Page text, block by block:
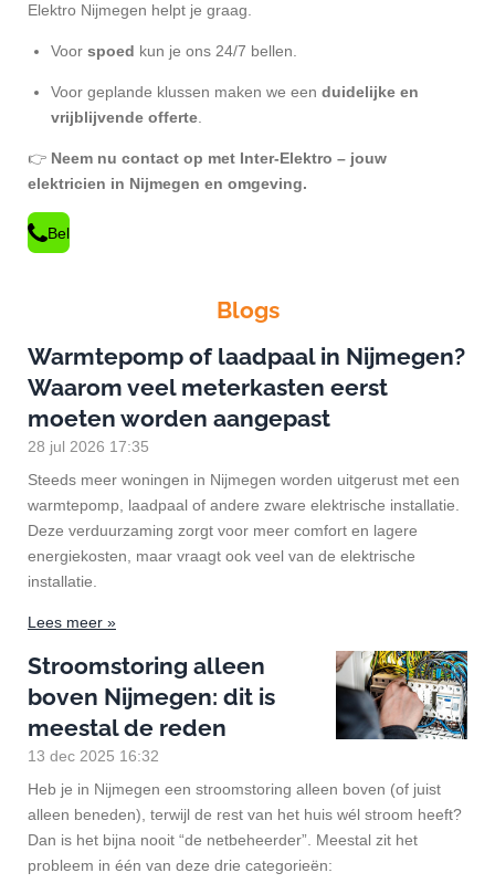
Elektro Nijmegen helpt je graag.
Voor spoed kun je ons 24/7 bellen.
Voor geplande klussen maken we een duidelijke en
vrijblijvende offerte
👉 Neem nu contact op met Inter-Elektro – jouw
elektricien in Nijmegen en omgeving.
Bel
Blogs
Warmtepomp of laadpaal in Nijmegen?
Waarom veel meterkasten eerst
moeten worden aangepast
28 jul 2026 17:35
Steeds meer woningen in Nijmegen worden uitgerust met een
warmtepomp, laadpaal of andere zware elektrische installatie.
Deze verduurzaming zorgt voor meer comfort en lagere
energiekosten, maar vraagt ook veel van de elektrische
installatie.
Lees meer »
Stroomstoring alleen
boven Nijmegen: dit is
meestal de reden
13 dec 2025 16:32
Heb je in Nijmegen een stroomstoring alleen boven (of juist
alleen beneden), terwijl de rest van het huis wél stroom heeft?
Dan is het bijna nooit “de netbeheerder”. Meestal zit het
probleem in één van deze drie categorieën: